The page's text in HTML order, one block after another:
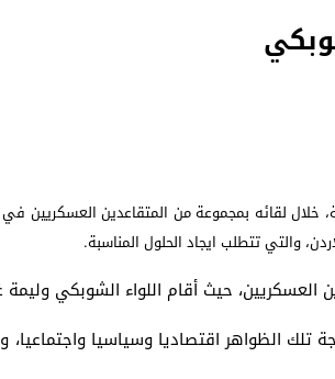
خلال لقائه بمجموعة من المتقاعدين
والتي تتطلب ايجاد الحلول المناسبة.
حيث أقام اللواء الشوبكي وليمة
الظواهر اقتصاديا وسياسيا واجتماعيا،